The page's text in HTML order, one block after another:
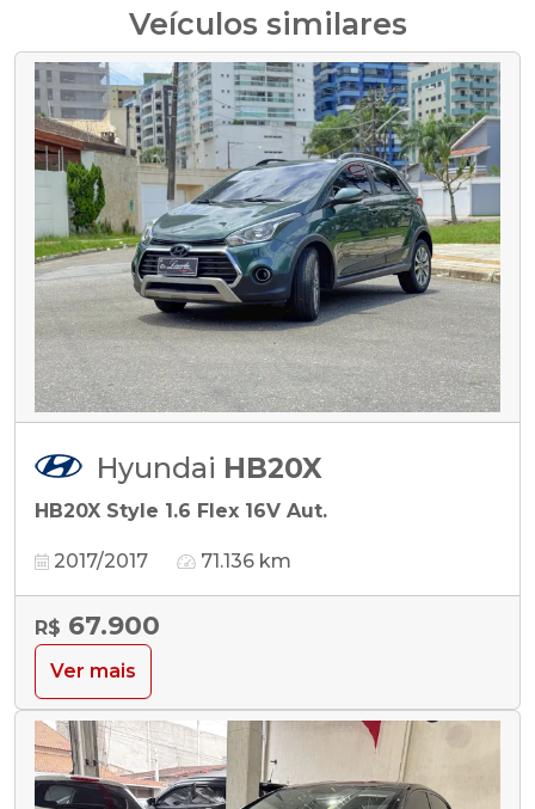
Veículos similares
Hyundai HB20X
HB20X Style 1.6 Flex 16V Aut.
2017/2017 71.136 km
R$ 67.900
Ver mais